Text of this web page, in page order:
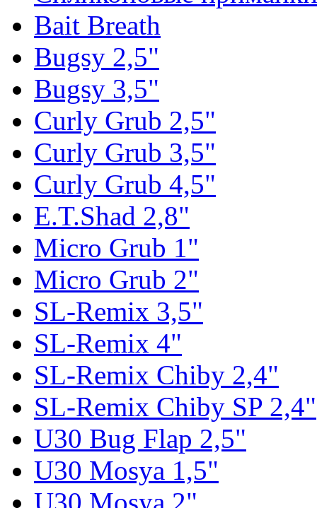
Bait Breath
Bugsy 2,5"
Bugsy 3,5"
Curly Grub 2,5"
Curly Grub 3,5"
Curly Grub 4,5"
E.T.Shad 2,8"
Micro Grub 1"
Micro Grub 2"
SL-Remix 3,5"
SL-Remix 4"
SL-Remix Chiby 2,4"
SL-Remix Chiby SP 2,4"
U30 Bug Flap 2,5"
U30 Mosya 1,5"